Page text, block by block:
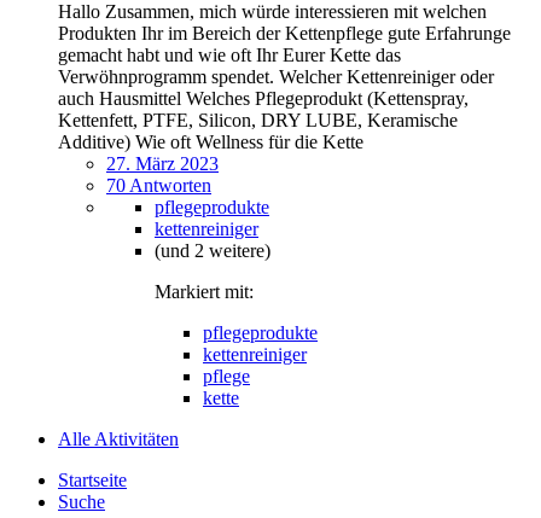
Hallo Zusammen, mich würde interessieren mit welchen
Produkten Ihr im Bereich der Kettenpflege gute Erfahrunge
gemacht habt und wie oft Ihr Eurer Kette das
Verwöhnprogramm spendet. Welcher Kettenreiniger oder
auch Hausmittel Welches Pflegeprodukt (Kettenspray,
Kettenfett, PTFE, Silicon, DRY LUBE, Keramische
Additive) Wie oft Wellness für die Kette
27. März 2023
70 Antworten
pflegeprodukte
kettenreiniger
(und 2 weitere)
Markiert mit:
pflegeprodukte
kettenreiniger
pflege
kette
Alle Aktivitäten
Startseite
Suche